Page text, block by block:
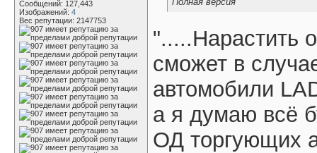
Сообщений: 127,443
Изображений: 4
Вес репутации: 2147753
".....Нарастить
сможет в
автомобили
а я думаю всё
ОД торгующих